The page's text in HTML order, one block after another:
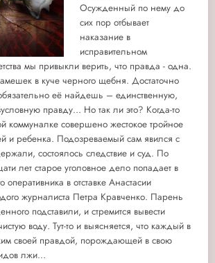
Осужденный по нему до
сих пор отбывает
наказание в
исправительном
мы привыкли верить, что правда - одна.
в куче черного щебня. Достаточно
её найдешь – единственную,
правду… Но так ли это? Когда-то
коммуналке совершено жестокое тройное
и ребенка. Подозреваемый сам явился с
состоялось следствие и суд. По
лет старое уголовное дело попадает в
оперативника в отставке Анастасии
журналиста Петра Кравченко. Парень
подставили, и стремится вывести
воду. Тут-то и выясняется, что каждый в
своей правдой, порождающей в свою
лжи…